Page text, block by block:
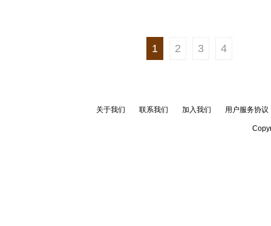
1 2 3 4
关于我们 联系我们 加入我们 用户服务协议